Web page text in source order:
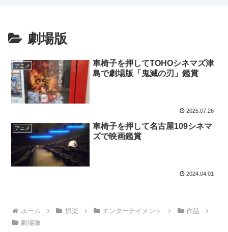
劇場版
アニメ
車椅子を押してTOHOシネマズ津
島で劇場版「鬼滅の刃」鑑賞
2025.07.26
アニメ
車椅子を押して名古屋109シネマ
ズで映画鑑賞
2024.04.01
ホーム 娯楽 エンターテイメント
作品
劇場版